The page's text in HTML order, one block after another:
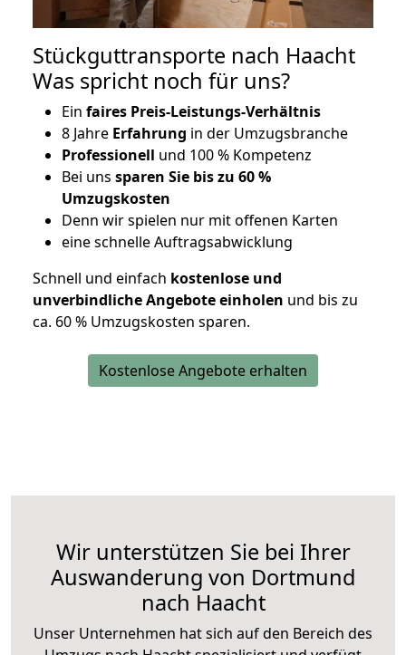
Stückguttransporte nach Haacht
Was spricht noch für uns?
Ein faires Preis-Leistungs-Verhältnis
8 Jahre Erfahrung in der Umzugsbranche
Professionell und 100 % Kompetenz
Bei uns sparen Sie bis zu 60 %
Umzugskosten
Denn wir spielen nur mit offenen Karten
eine schnelle Auftragsabwicklung
Schnell und einfach kostenlose und
unverbindliche Angebote einholen und bis zu
ca. 60 % Umzugskosten sparen.
Kostenlose Angebote erhalten
Wir unterstützen Sie bei Ihrer
Auswanderung von Dortmund
nach Haacht
Unser Unternehmen hat sich auf den Bereich des